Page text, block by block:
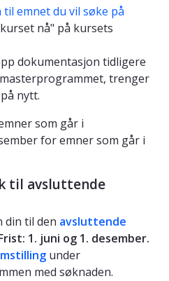
emnet du vil søke på
nå" på kursets
dokumentasjon tidligere
trenger
nytt.
som går i
for emner som går i
til avsluttende
din til den avsluttende
1. juni og 1. desember.
under
med søknaden.